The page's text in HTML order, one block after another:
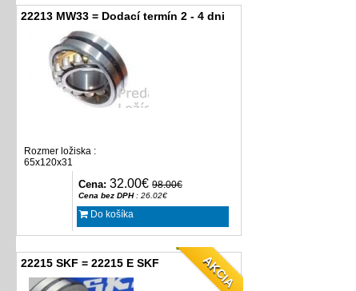
22213 MW33 = Dodací termín 2 - 4 dni
Rozmer ložiska :
65x120x31
Cena: 32.00€ 98.00€
Cena bez DPH: 26.02€
Do košíka
22215 SKF = 22215 E SKF AKCIA